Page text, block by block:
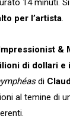
per l’artista
&
di dollari e
di
al temine di